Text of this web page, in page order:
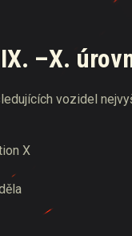
–X.
vozidel
X